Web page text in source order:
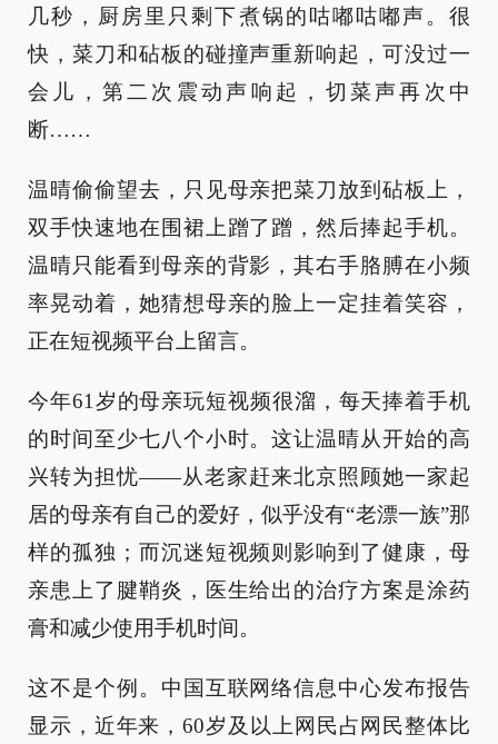
几秒，厨房里只剩下煮锅的咕嘟咕嘟声。很
快，菜刀和砧板的碰撞声重新响起，可没过一
会儿，第二次震动声响起，切菜声再次中
断……
温晴偷偷望去，只见母亲把菜刀放到砧板上，
双手快速地在围裙上蹭了蹭，然后捧起手机。
温晴只能看到母亲的背影，其右手胳膊在小频
率晃动着，她猜想母亲的脸上一定挂着笑容，
正在短视频平台上留言。
今年61岁的母亲玩短视频很溜，每天捧着手机
的时间至少七八个小时。这让温晴从开始的高
兴转为担忧——从老家赶来北京照顾她一家起
居的母亲有自己的爱好，似乎没有“老漂一族”那
样的孤独；而沉迷短视频则影响到了健康，母
亲患上了腱鞘炎，医生给出的治疗方案是涂药
膏和减少使用手机时间。
这不是个例。中国互联网络信息中心发布报告
显示，近年来，60岁及以上网民占网民整体比